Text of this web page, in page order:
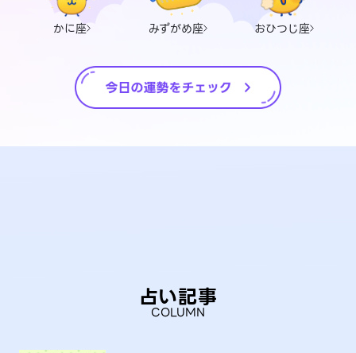
かに座 みずがめ座 おひつじ座
占い記事
COLUMN